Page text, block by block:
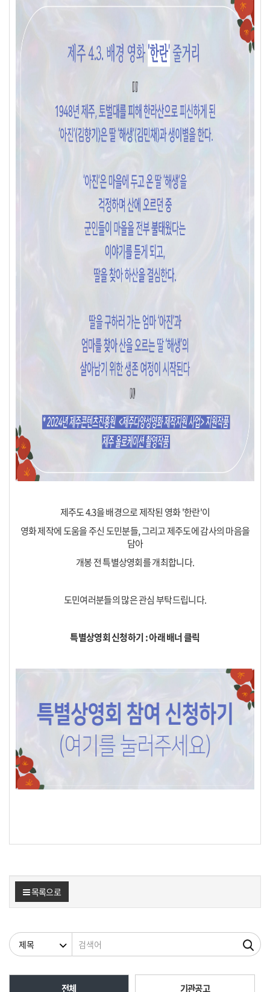
제주도 4.3을 배경으로 제작된 영화 '한란'이
영화 제작에 도움을 주신 도민분들, 그리고 제주도에 감사의 마음을
담아
개봉 전 특별상영회를 개최합니다.
도민여러분들의 많은 관심 부탁드립니다.
특별상영회 신청하기 : 아래 배너 클릭
목록으로
검색조건 검색어
전체 기관공고